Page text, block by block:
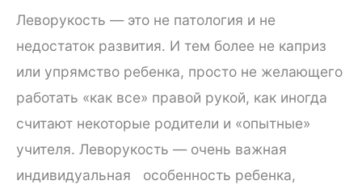
Леворукость — это не патология и не
недостаток развития. И тем более не каприз
или упрямство ребенка, просто не желающего
работать «как все» правой рукой, как иногда
считают некоторые родители и «опытные»
учителя. Леворукость — очень важная
индивидуальная особенность ребенка,